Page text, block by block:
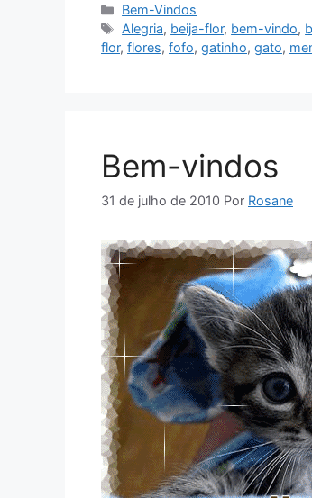
Categorias
Bem-Vindos
Tags
Alegria, beija-flor, bem-vindo,
flor, flores, fofo, gatinho, gato,
Bem-vindos
31 de julho de 2010 Por Rosane